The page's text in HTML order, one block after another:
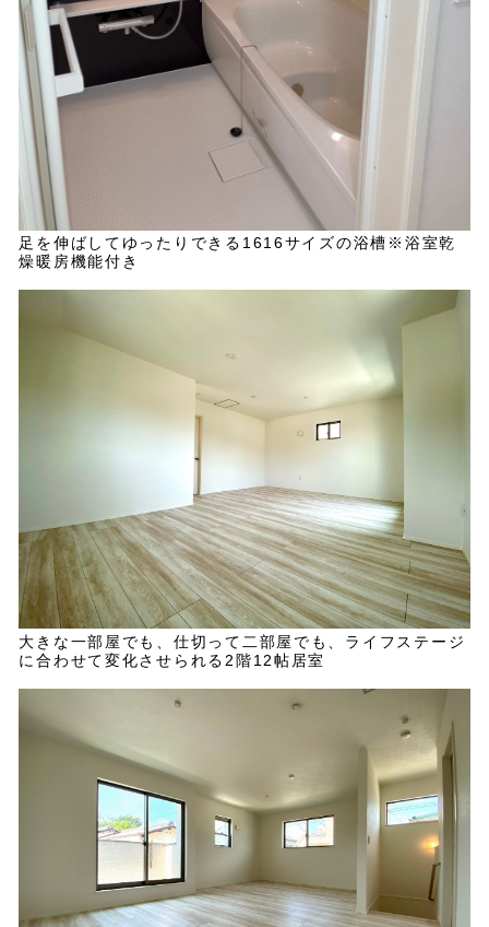
足を伸ばしてゆったりできる1616サイズの浴槽※浴室乾
燥暖房機能付き
大きな一部屋でも、仕切って二部屋でも、ライフステージ
に合わせて変化させられる2階12帖居室